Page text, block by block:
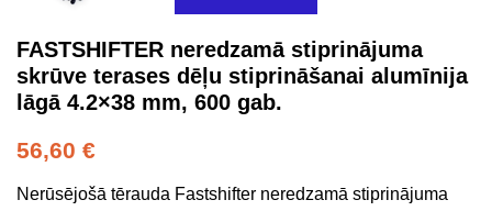
FASTSHIFTER neredzamā stiprinājuma
skrūve terases dēļu stiprināšanai alumīnija
lāgā 4.2×38 mm, 600 gab.
56,60 €
Nerūsējošā tērauda Fastshifter neredzamā stiprinājuma